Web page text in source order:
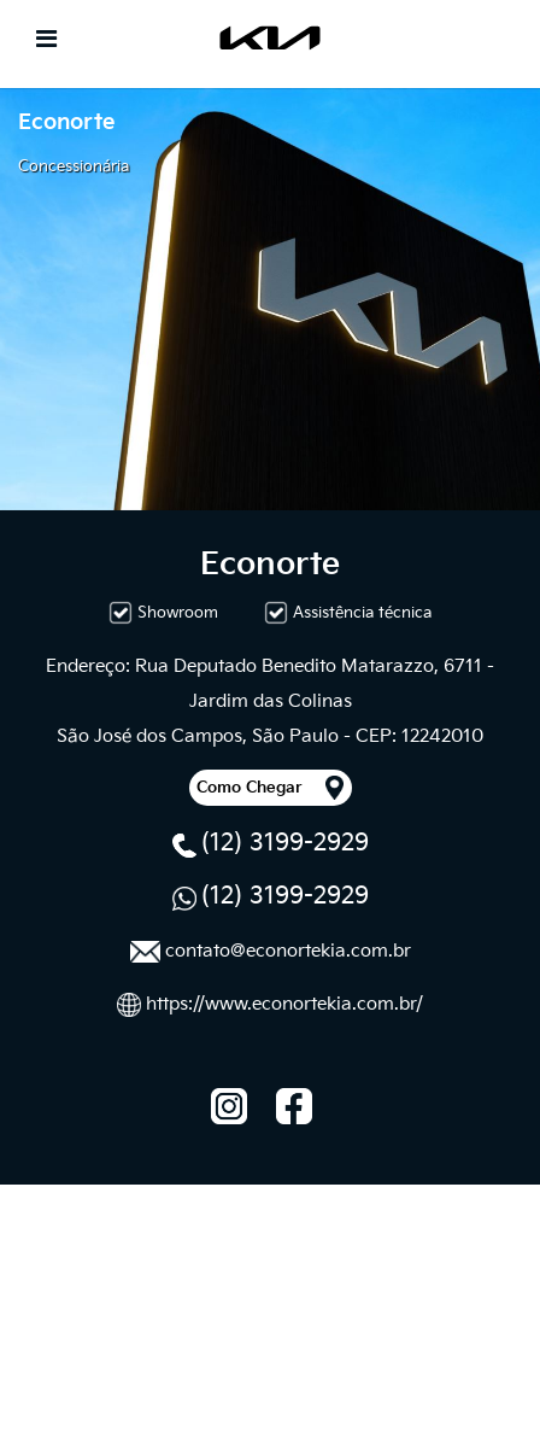
Econorte
Concessionária
Econorte
Showroom Assistência técnica
Endereço: Rua Deputado Benedito Matarazzo, 6711 -
Jardim das Colinas
São José dos Campos, São Paulo - CEP: 12242010
Como Chegar
(12) 3199-2929
(12) 3199-2929
contato@econortekia.com.br
https://www.econortekia.com.br/